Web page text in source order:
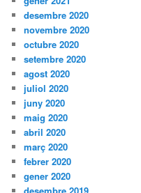
desembre 2020
novembre 2020
octubre 2020
setembre 2020
agost 2020
juliol 2020
juny 2020
maig 2020
abril 2020
març 2020
febrer 2020
gener 2020